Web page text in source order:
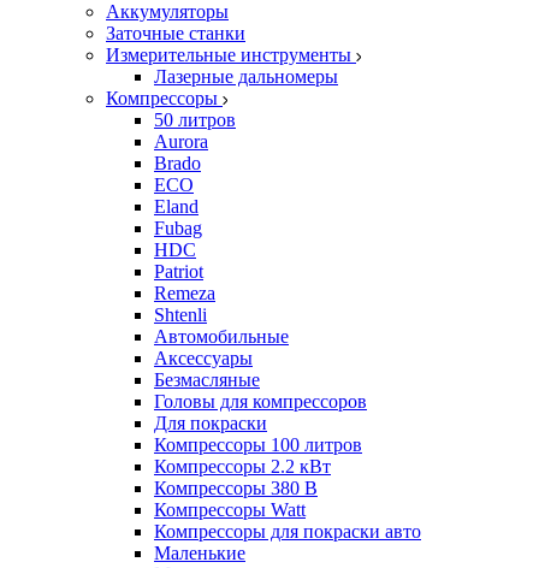
Аккумуляторы
Заточные станки
Измерительные инструменты
Лазерные дальномеры
Компрессоры
50 литров
Aurora
Brado
ECO
Eland
Fubag
HDC
Patriot
Remeza
Shtenli
Автомобильные
Аксессуары
Безмасляные
Головы для компрессоров
Для покраски
Компрессоры 100 литров
Компрессоры 2.2 кВт
Компрессоры 380 В
Компрессоры Watt
Компрессоры для покраски авто
Маленькие